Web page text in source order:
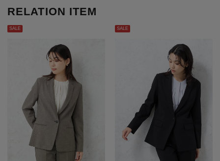
RELATION ITEM
SALE SALE